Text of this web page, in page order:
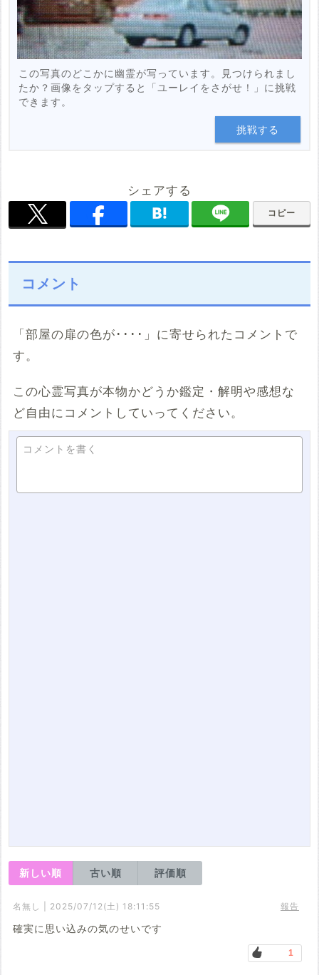
この写真のどこかに幽霊が写っています。見つけられまし
たか？画像をタップすると「ユーレイをさがせ！」に挑戦
できます。
挑戦する
シェアする
コピー
コメント
「部屋の扉の色が････」に寄せられたコメントで
す。
この心霊写真が本物かどうか鑑定・解明や感想な
ど自由にコメントしていってください。
コメントを書く
新しい順 古い順 評価順
名無し | 2025/07/12(土) 18:11:55 報告
確実に思い込みの気のせいです
1